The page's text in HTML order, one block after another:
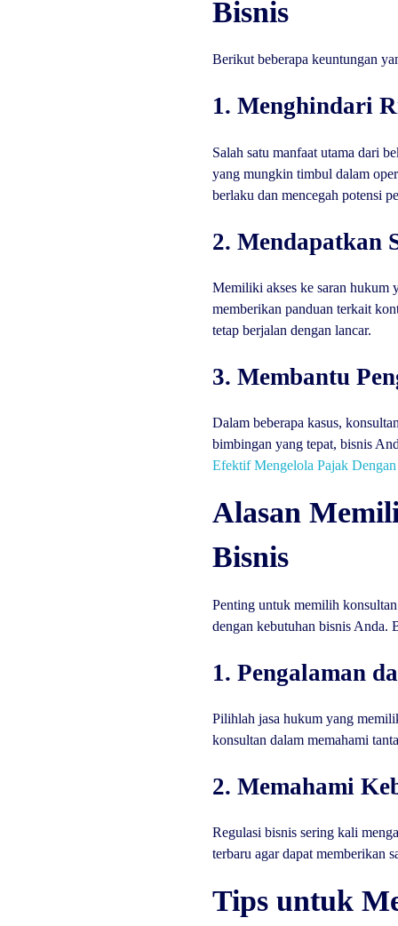
Bisnis
Berikut beberapa keuntungan
1. Menghindari
Salah satu manfaat utama dari
yang mungkin timbul dalam
berlaku dan mencegah potensi
2. Mendapatkan
Memiliki akses ke saran hukum
memberikan panduan terkait
tetap berjalan dengan lancar.
3. Membantu
Dalam beberapa kasus,
bimbingan yang tepat, bisnis
Efektif Mengelola Pajak
Alasan
Bisnis
Penting untuk memilih
dengan kebutuhan bisnis Anda.
1. Pengalaman
Pilihlah jasa hukum yang
konsultan dalam memahami
2. Memahami
Regulasi bisnis sering kali
terbaru agar dapat memberikan
Tips untuk